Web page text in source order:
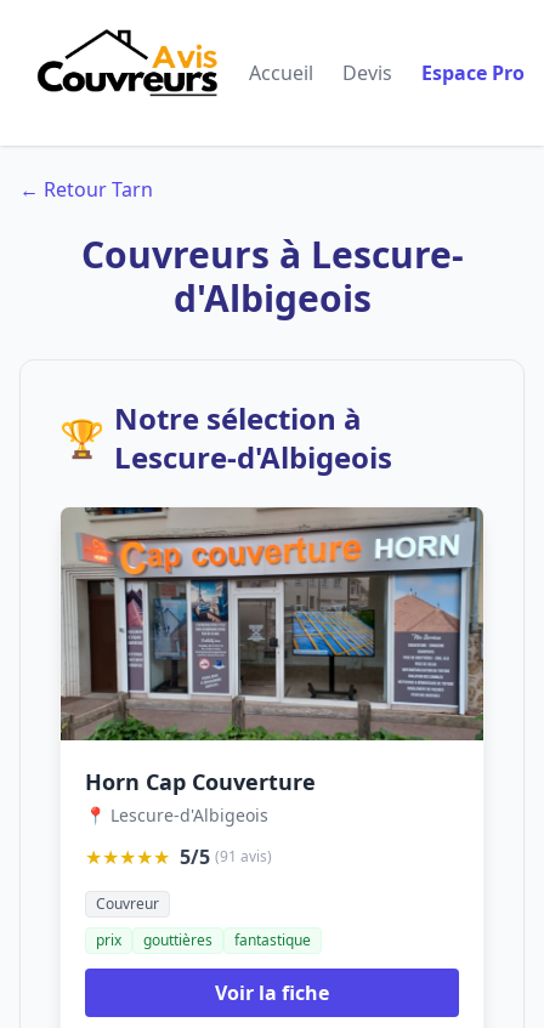
Accueil Devis Espace Pro
← Retour Tarn
Couvreurs à Lescure-
d'Albigeois
🏆 Notre sélection à
Lescure-d'Albigeois
Horn Cap Couverture
📍 Lescure-d'Albigeois
★★★★★ 5/5 (91 avis)
Couvreur
prix
gouttières fantastique
Voir la fiche